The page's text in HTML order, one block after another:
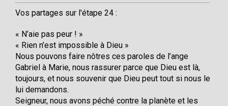
Vos partages sur l'étape 24 :
« N’aie pas peur ! »
« Rien n’est impossible à Dieu »
Nous pouvons faire nôtres ces paroles de l’ange
Gabriel à Marie, nous rassurer parce que Dieu est là,
toujours, et nous souvenir que Dieu peut tout si nous le
lui demandons.
Seigneur, nous avons péché contre la planète et les